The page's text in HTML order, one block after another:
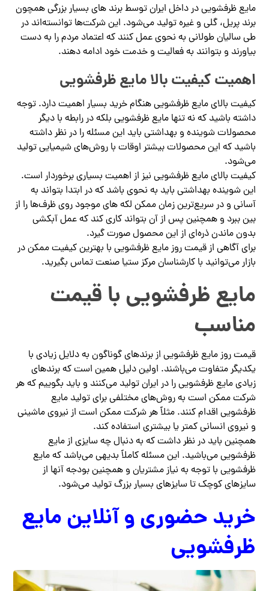
مایع ظرفشویی در داخل ایران توسط برند های بسیار بزرگی همچون
برند پریل، گلی و غیره تولید می‌شود. این شرکت‌ها توانسته‌اند در
طی سالیان طولانی به نحوی عمل کنند که اعتماد مردم را به دست
بیاورند و بتوانند به فعالیت و خدمت خود ادامه دهند.
اهمیت کیفیت بالا مایع ظرفشویی
کیفیت بالای مایع ظرفشویی هنگام خرید بسیار اهمیت دارد. توجه
داشته باشید که نه تنها مایع ظرفشویی بلکه در رابطه با دیگر
محصولات شوینده و بهداشتی باید این مسئله را در نظر داشته
باشید که این محصولات بیشتر اوقات با روش‌های شیمیایی تولید
می‌شود.
کیفیت بالای مایع ظرفشویی نیز از اهمیت بسیاری برخوردار است.
این شوینده بهداشتی باید به نحوی باشد که در ابتدا بتواند به
آسانی و در سریع‌ترین زمان ممکن لکه های موجود روی ظرف‌ها را از
بین ببرد و همچنین پس از آن بتواند کاری کند که عمل آبکشی
بدون ماندن ذره‌ای از این محصول صورت گیرد.
برای آگاهی از قیمت روز مایع ظرفشویی با بهترین کیفیت ممکن در
بازار می‌توانید با کارشناسان مرکز ستیا صنعت تماس بگیرید.
مایع ظرفشویی با قیمت
مناسب
قیمت روز مایع ظرفشویی از برندهای گوناگون به دلایل زیادی با
یکدیگر متفاوت می‌باشند. اولین دلیل همین است که برندهای
زیادی مایع ظرفشویی را در ایران تولید می‌کنند و باید بگوییم که هر
شرکت ممکن است به روش‌های مختلفی برای تولید مایع
ظرفشویی اقدام کنند. مثلاً هر شرکت ممکن است از نیروی ماشینی
و نیروی انسانی کمتر یا بیشتری استفاده کند.
همچنین باید در نظر داشت که به دنبال چه سایزی از مایع
ظرفشویی می‌باشید. این مسئله کاملاً بدیهی می‌باشد که مایع
ظرفشویی با توجه به نیاز مشتریان و همچنین بودجه آنها از
سایزهای کوچک تا سایزهای بسیار بزرگ تولید می‌شود.
خرید حضوری و آنلاین مایع
ظرفشویی